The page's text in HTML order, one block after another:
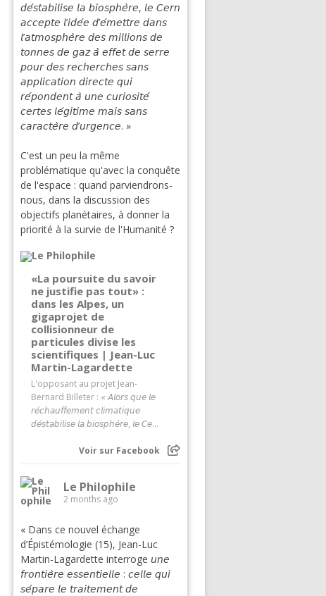
𝘥𝘦́𝘴𝘵𝘢𝘣𝘪𝘭𝘪𝘴𝘦 𝘭𝘢 𝘣𝘪𝘰𝘴𝘱𝘩𝘦̀𝘳𝘦, 𝘭𝘦 𝘊𝘦𝘳𝘯
𝘢𝘤𝘤𝘦𝘱𝘵𝘦 𝘭’𝘪𝘥𝘦́𝘦 𝘥’𝘦́𝘮𝘦𝘵𝘵𝘳𝘦 𝘥𝘢𝘯𝘴
𝘭’𝘢𝘵𝘮𝘰𝘴𝘱𝘩𝘦̀𝘳𝘦 𝘥𝘦𝘴 𝘮𝘪𝘭𝘭𝘪𝘰𝘯𝘴 𝘥𝘦
𝘵𝘰𝘯𝘯𝘦𝘴 𝘥𝘦 𝘨𝘢𝘻 𝘢̀ 𝘦𝘧𝘧𝘦𝘵 𝘥𝘦 𝘴𝘦𝘳𝘳𝘦
𝘱𝘰𝘶𝘳 𝘥𝘦𝘴 𝘳𝘦𝘤𝘩𝘦𝘳𝘤𝘩𝘦𝘴 𝘴𝘢𝘯𝘴
𝘢𝘱𝘱𝘭𝘪𝘤𝘢𝘵𝘪𝘰𝘯 𝘥𝘪𝘳𝘦𝘤𝘵𝘦 𝘲𝘶𝘪
𝘳𝘦́𝘱𝘰𝘯𝘥𝘦𝘯𝘵 𝘢̀ 𝘶𝘯𝘦 𝘤𝘶𝘳𝘪𝘰𝘴𝘪𝘵𝘦́
𝘤𝘦𝘳𝘵𝘦𝘴 𝘭𝘦́𝘨𝘪𝘵𝘪𝘮𝘦 𝘮𝘢𝘪𝘴 𝘴𝘢𝘯𝘴
𝘤𝘢𝘳𝘢𝘤𝘵𝘦̀𝘳𝘦 𝘥’𝘶𝘳𝘨𝘦𝘯𝘤𝘦. »
C'est un peu la même
problématique qu'avec la conquête
de l'espace : quand parviendrons-
nous, dans la discussion des
objectifs planétaires, à donner la
priorité à la survie de l'Humanité ?
«La poursuite du savoir
ne justifie pas tout» :
dans les Alpes, un
gigaprojet de
collisionneur de
particules divise les
scientifiques | Jean-Luc
Martin-Lagardette
L'opposant au projet Jean-
Bernard Billeter : « 𝘈𝘭𝘰𝘳𝘴 𝘲𝘶𝘦 𝘭𝘦
𝘳𝘦́𝘤𝘩𝘢𝘶𝘧𝘧𝘦𝘮𝘦𝘯𝘵 𝘤𝘭𝘪𝘮𝘢𝘵𝘪𝘲𝘶𝘦
𝘥𝘦́𝘴𝘵𝘢𝘣𝘪𝘭𝘪𝘴𝘦 𝘭𝘢 𝘣𝘪𝘰𝘴𝘱𝘩𝘦̀𝘳𝘦, 𝘭𝘦 𝘊𝘦...
Voir sur Facebook
Le Philophile
2 months ago
« Dans ce nouvel échange
d’Épistémologie (15), Jean-Luc
Martin-Lagardette interroge 𝘶𝘯𝘦
𝘧𝘳𝘰𝘯𝘵𝘪𝘦̀𝘳𝘦 𝘦𝘴𝘴𝘦𝘯𝘵𝘪𝘦𝘭𝘭𝘦 : 𝘤𝘦𝘭𝘭𝘦 𝘲𝘶𝘪
𝘴𝘦́𝘱𝘢𝘳𝘦 𝘭𝘦 𝘵𝘳𝘢𝘪𝘵𝘦𝘮𝘦𝘯𝘵 𝘥𝘦